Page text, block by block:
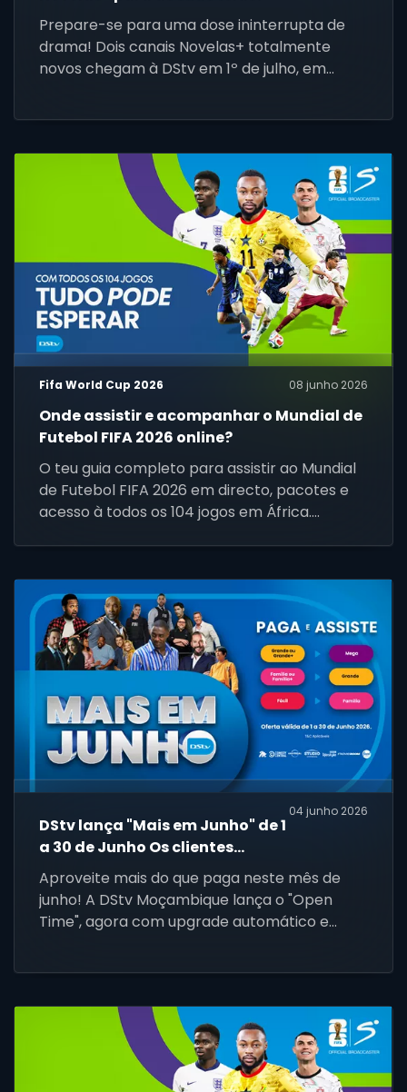
Prepare-se para uma dose ininterrupta de
drama! Dois canais Novelas+ totalmente
novos chegam à DStv em 1º de julho, em
Fifa World Cup 2026 08 junho 2026
Onde assistir e acompanhar o Mundial de
Futebol FIFA 2026 online?
O teu guia completo para assistir ao Mundial
de Futebol FIFA 2026 em directo, pacotes e
acesso à todos os 104 jogos em África.
04 junho 2026
DStv lança "Mais em Junho" de 1
a 30 de Junho Os clientes
recebem mais do que pagam
2026
Aproveite mais do que paga neste mês de
junho! A DStv Moçambique lança o "Open
Time", agora com upgrade automático e